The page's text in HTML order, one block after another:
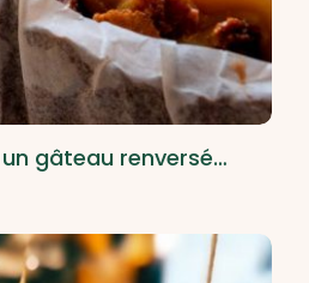
gâteau renversé…